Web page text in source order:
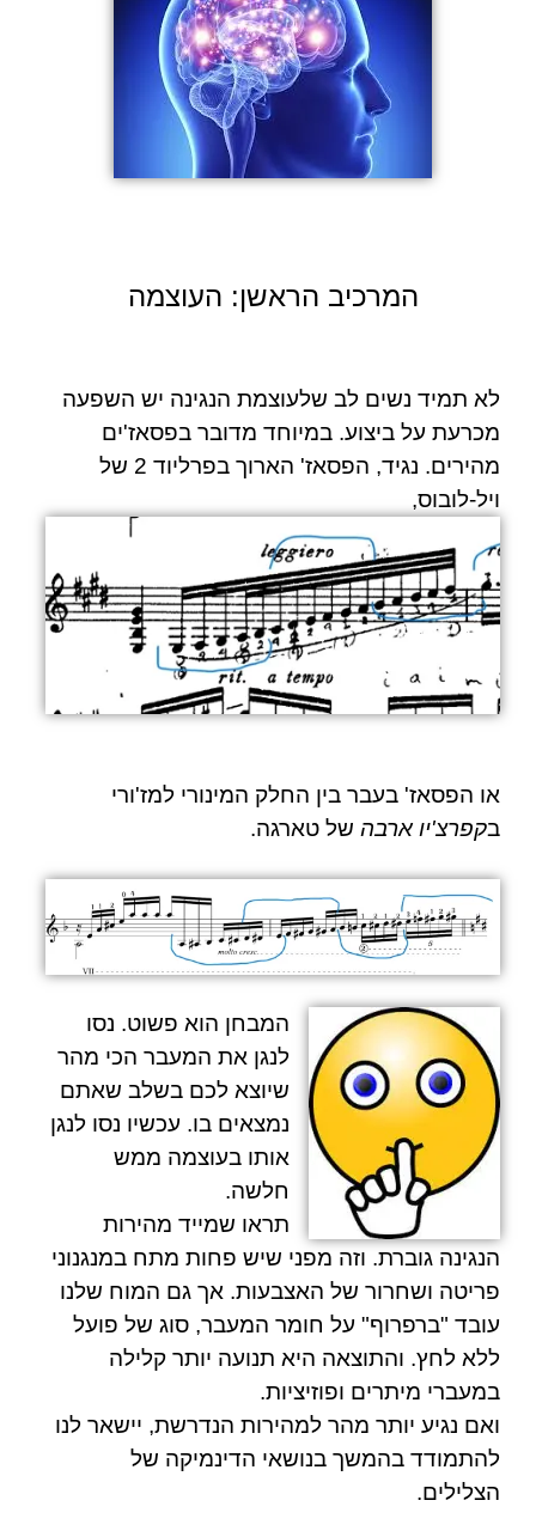
המרכיב הראשן: העוצמה
לא תמיד נשים לב שלעוצמת הנגינה יש השפעה
מכרעת על ביצוע. במיוחד מדובר בפסאז'ים
מהירים. נגיד, הפסאז' הארוך בפרליוד 2 של
ויל-לובוס,
או הפסאז' בעבר בין החלק המינורי למז'ורי
בקפרצ'יו ארבה של טארגה.
המבחן הוא פשוט. נסו
לנגן את המעבר הכי מהר
שיוצא לכם בשלב שאתם
נמצאים בו. עכשיו נסו לנגן
אותו בעוצמה ממש
חלשה.
תראו שמייד מהירות
הנגינה גוברת. וזה מפני שיש פחות מתח במנגנוני
פריטה ושחרור של האצבעות. אך גם המוח שלנו
עובד "ברפרוף" על חומר המעבר, סוג של פועל
ללא לחץ. והתוצאה היא תנועה יותר קלילה
במעברי מיתרים ופוזיציות.
ואם נגיע יותר מהר למהירות הנדרשת, יישאר לנו
להתמודד בהמשך בנושאי הדינמיקה של
הצלילים.